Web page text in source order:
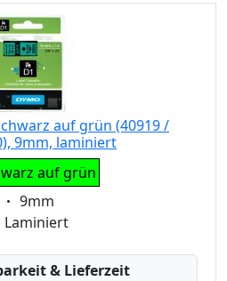
auf grün (40919 /
9mm, laminiert
auf grün
Eigenschaft:
9mm
Laminiert
& Lieferzeit